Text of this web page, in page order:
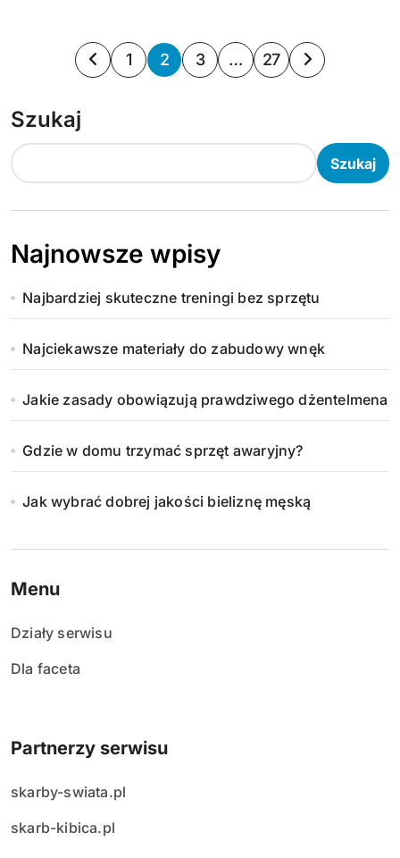
S
r
n
i
o
w
a
n
i
e
s
ó
1 2 3 … 27
Szukaj
Szukaj
Najnowsze wpisy
Najbardziej skuteczne treningi bez sprzętu
Najciekawsze materiały do zabudowy wnęk
Jakie zasady obowiązują prawdziwego dżentelmena
Gdzie w domu trzymać sprzęt awaryjny?
Jak wybrać dobrej jakości bieliznę męską
Menu
Działy serwisu
Dla faceta
Partnerzy serwisu
skarby-swiata.pl
skarb-kibica.pl